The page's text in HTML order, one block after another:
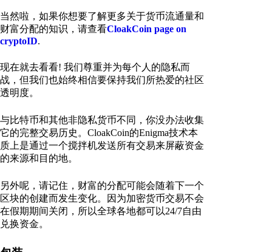
当然啦，如果你想要了解更多关于货币流通量和
财富分配的知识，请查看CloakCoin page on
cryptoID.
现在就去看看! 我们尊重并为每个人的隐私而
战，但我们也始终相信要保持我们所热爱的社区
透明度。
与比特币和其他非隐私货币不同，你没办法收集
它的完整交易历史。CloakCoin的Enigma技术本
质上是通过一个搅拌机发送所有交易来屏蔽资金
的来源和目的地。
另外呢，请记住，财富的分配可能会随着下一个
区块的创建而发生变化。因为加密货币交易不会
在假期期间关闭，所以全球各地都可以24/7自由
兑换资金。